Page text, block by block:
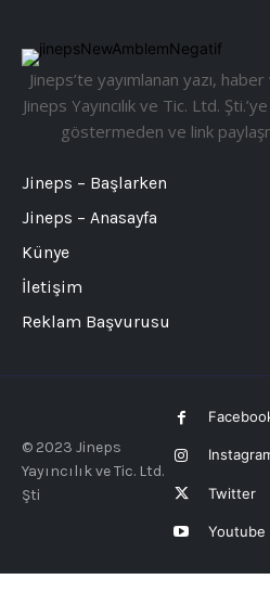
Jineps’te yayımlanan yazı,
Jineps Yayıncılık ve Tic. Ltd.
göstermeden ve link
Jineps – Başlarken
Jineps – Anasayfa
Künye
İletişim
Reklam Başvurusu
© 2023 Jineps
Yayıncılık ve Tic. Ltd.
Şti
Twitter
Youtube